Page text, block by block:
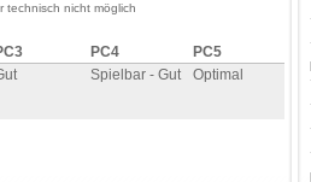
technisch nicht möglich
PC4
PC5
Spielbar - Gut Optimal